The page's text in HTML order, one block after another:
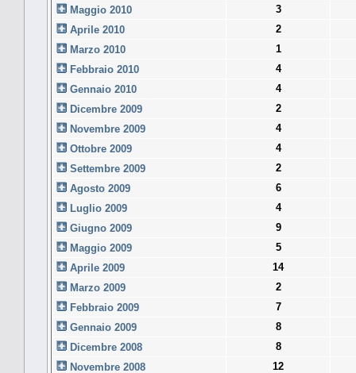
Maggio 2010
3
Aprile 2010
2
Marzo 2010
1
Febbraio 2010
4
Gennaio 2010
4
Dicembre 2009
2
Novembre 2009
4
Ottobre 2009
4
Settembre 2009
2
Agosto 2009
6
Luglio 2009
4
Giugno 2009
9
Maggio 2009
5
Aprile 2009
14
Marzo 2009
2
Febbraio 2009
7
Gennaio 2009
8
Dicembre 2008
8
Novembre 2008
12